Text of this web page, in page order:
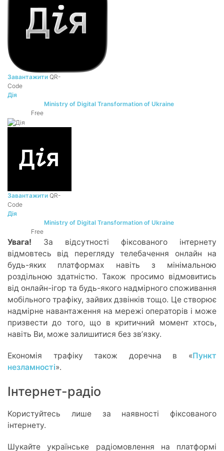
Завантажити QR-
Code
Дія
Ministry of Digital Transformation of Ukraine
Free
Завантажити QR-
Code
Дія
Ministry of Digital Transformation of Ukraine
Free
Увага! За відсутності фіксованого інтернету
відмовтесь від перегляду телебачення онлайн на
будь-яких платформах навіть з мінімальною
роздільною здатністю. Також просимо відмовитись
від онлайн-ігор та будь-якого надмірного споживання
мобільного трафіку, зайвих дзвінків тощо. Це створює
надмірне навантаження на мережі операторів і може
призвести до того, що в критичний момент хтось,
навіть Ви, може залишитися без звʼязку.
Економія трафіку також доречна в «Пункт
незламності».
Інтернет-радіо
Користуйтесь лише за наявності фіксованого
інтернету.
Шукайте українське радіомовлення на платформі